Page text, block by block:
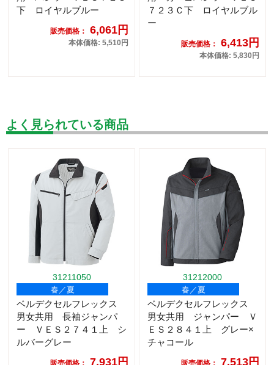
下 ロイヤルブルー
販売価格： 6,061円
本体価格: 5,510円
７２３Ｃ下 ロイヤルブル
ー
販売価格： 6,413円
本体価格: 5,830円
よく見られている商品
31211050
春／夏
ベルデクセルフレックス
男女共用 長袖ジャンパ
ー ＶＥＳ２７４１上 シ
ルバーグレー
販売価格： 7,931円
31212000
春／夏
ベルデクセルフレックス
男女共用 ジャンパー Ｖ
ＥＳ２８４１上 グレー×
チャコール
販売価格： 7,513円